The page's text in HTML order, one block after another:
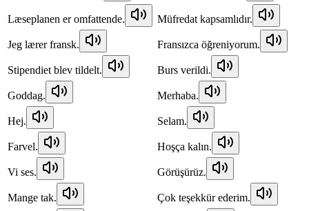
Læseplanen er omfattende. Müfredat kapsamlıdır.
Jeg lærer fransk. Fransızca öğreniyorum.
Stipendiet blev tildelt. Burs verildi.
Goddag. Merhaba.
Hej. Selam.
Farvel. Hoşça kalın.
Vi ses. Görüşürüz.
Mange tak. Çok teşekkür ederim.